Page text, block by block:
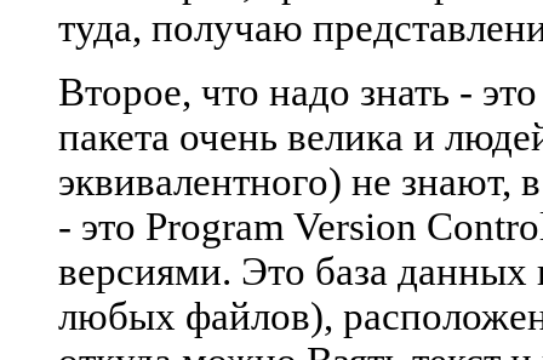
туда, получаю
Второе, что надо знать -
пакета очень велика и
эквивалентного) не знают,
- это Program Version
версиями. Это база данных
любых файлов),